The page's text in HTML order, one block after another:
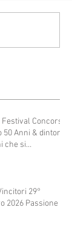
Concorso
Anni & dintorni
che si
29°
2026 Passione e